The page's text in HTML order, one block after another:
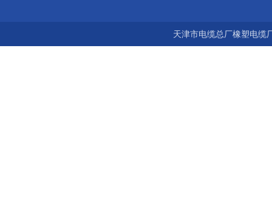
天津市电缆总厂橡塑电